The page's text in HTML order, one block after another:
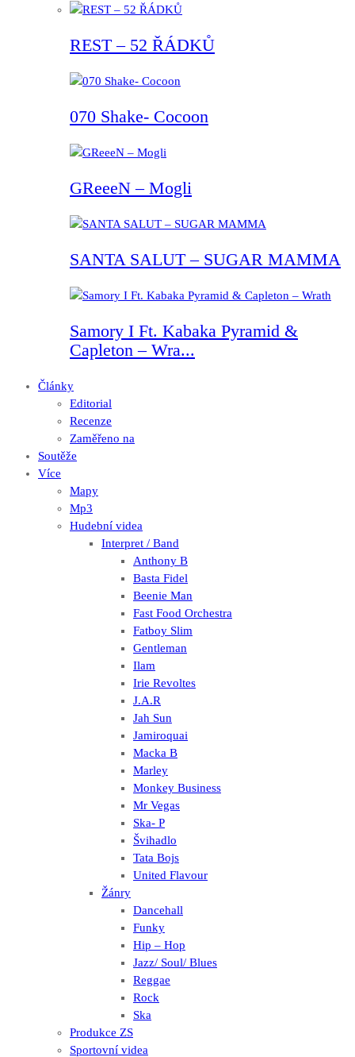
REST – 52 ŘÁDKŮ
070 Shake- Cocoon
GReeeN – Mogli
SANTA SALUT – SUGAR MAMMA
Samory I Ft. Kabaka Pyramid &
Capleton – Wra...
Články
Editorial
Recenze
Zaměřeno na
Soutěže
Více
Mapy
Mp3
Hudební videa
Interpret / Band
Anthony B
Basta Fidel
Beenie Man
Fast Food Orchestra
Fatboy Slim
Gentleman
Ilam
Irie Revoltes
J.A.R
Jah Sun
Jamiroquai
Macka B
Marley
Monkey Business
Mr Vegas
Ska- P
Švihadlo
Tata Bojs
United Flavour
Žánry
Dancehall
Funky
Hip – Hop
Jazz/ Soul/ Blues
Reggae
Rock
Ska
Produkce ZS
Sportovní videa